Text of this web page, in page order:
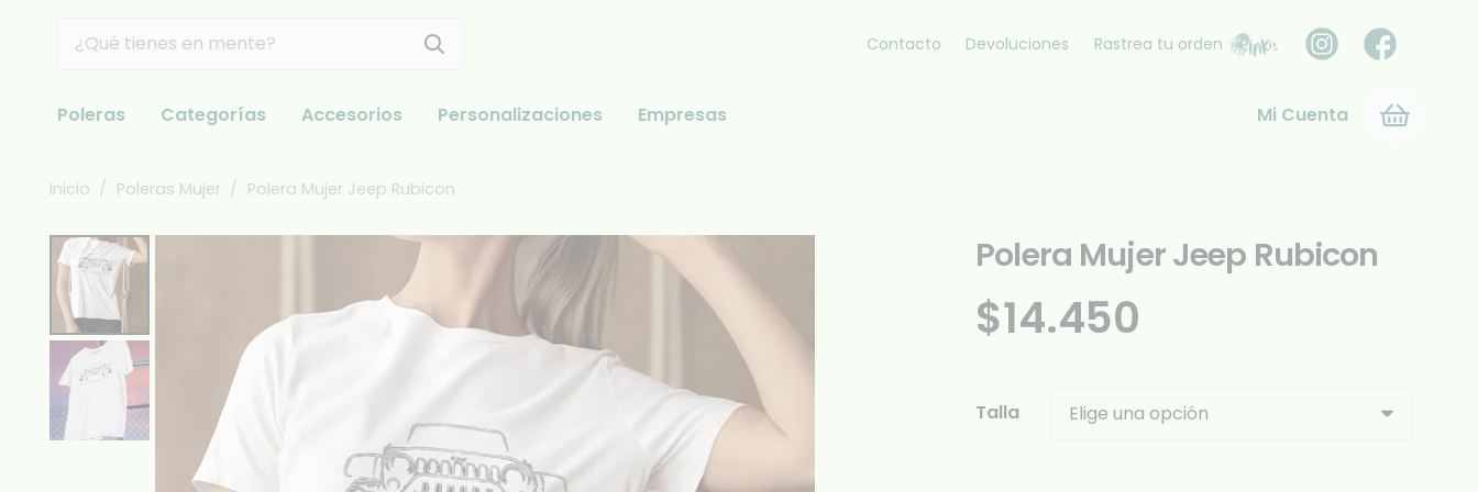
Contacto Devoluciones Rastrea tu orden
Poleras Categorías Accesorios Personalizaciones Empresas Mi Cuenta
Inicio / Poleras Mujer / Polera Mujer Jeep Rubicon
Polera Mujer Jeep Rubicon
$14.450
Talla